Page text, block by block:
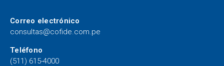
Correo electrónico
consultas@cofide.com.pe
Teléfono
(511) 615-4000